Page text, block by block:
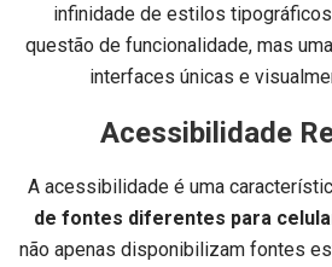
infinidade de estilos
questão de funcionalidade, mas
interfaces únicas e
Acessibilidade
A acessibilidade é uma
de fontes diferentes para
não apenas disponibilizam fontes